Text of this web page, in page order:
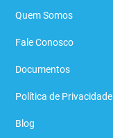
Quem Somos
Fale Conosco
Documentos
Política de Privacidade
Blog